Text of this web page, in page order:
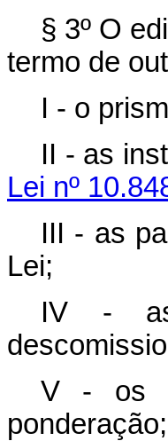
§ 3º O
termo de
I - o
II - as
Lei nº
III - as
Lei;
IV - as
V - os
ponderação;